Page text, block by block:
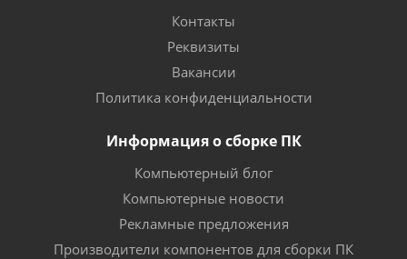
Контакты
Реквизиты
Вакансии
Политика конфиденциальности
Информация о сборке ПК
Компьютерный блог
Компьютерные новости
Рекламные предложения
Производители компонентов для сборки ПК